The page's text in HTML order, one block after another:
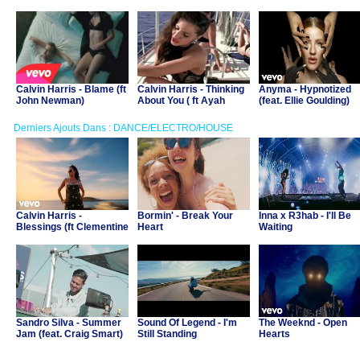
Calvin Harris - Blame (ft
John Newman)
Calvin Harris - Thinking
About You ( ft Ayah
Anyma - Hypnotized
(feat. Ellie Goulding)
Derniers Ajouts Dans : DANCE/ELECTRO/HOUSE
Calvin Harris -
Blessings (ft Clementine
Bormin' - Break Your
Heart
Inna x R3hab - I'll Be
Waiting
Sandro Silva - Summer
Jam (feat. Craig Smart)
Sound Of Legend - I'm
Still Standing
The Weeknd - Open
Hearts